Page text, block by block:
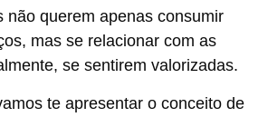
não querem apenas consumir
mas se relacionar com as
se sentirem valorizadas.
te apresentar o conceito de